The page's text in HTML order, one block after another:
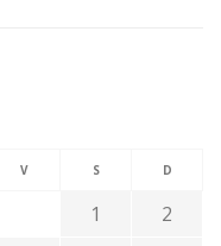
V S D
1
2